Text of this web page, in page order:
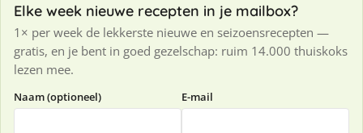
Elke week nieuwe recepten in je mailbox?
1× per week de lekkerste nieuwe en seizoensrecepten —
gratis, en je bent in goed gezelschap: ruim 14.000 thuiskoks
lezen mee.
Naam (optioneel) E-mail